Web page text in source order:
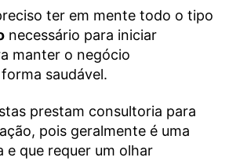
ter em mente todo o tipo
necessário para iniciar
manter o negócio
saudável.
prestam consultoria para
pois geralmente é uma
e que requer um olhar